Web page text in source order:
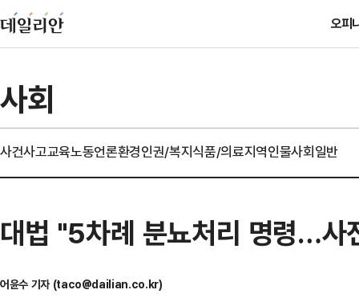
오피
사회
사건사고교육노동언론환경인권/복지식품/의료지역인물사회일반
대법 "5차례 분뇨처리 명령…사
어윤수 기자 (taco@dailian.co.kr)